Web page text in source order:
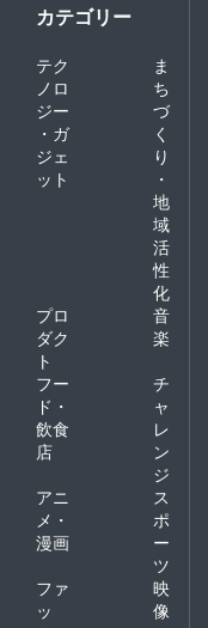
カテゴリー
テク
ノロ
ジー
・ガ
ジェ
ット
ま
ち
づ
く
り
・
地
域
活
性
化
プロ
ダク
ト
音
楽
フー
ド・
飲食
店
チ
ャ
レ
ン
ジ
アニ
メ・
漫画
ス
ポ
ー
ツ
ファ
ッ
映
像